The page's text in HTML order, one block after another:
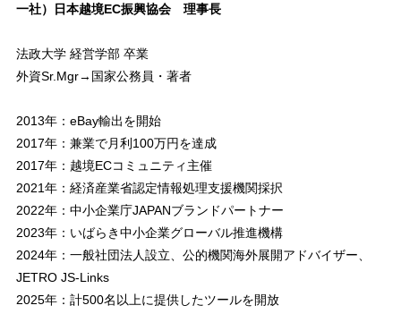
一社）日本越境EC振興協会 理事長
法政大学 経営学部 卒業
外資Sr.Mgr→国家公務員・著者
2013年：eBay輸出を開始
2017年：兼業で月利100万円を達成
2017年：越境ECコミュニティ主催
2021年：経済産業省認定情報処理支援機関採択
2022年：中小企業庁JAPANブランドパートナー
2023年：いばらき中小企業グローバル推進機構
2024年：一般社団法人設立、公的機関海外展開アドバイザー、
JETRO JS-Links
2025年：計500名以上に提供したツールを開放